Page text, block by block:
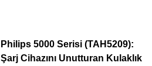
Philips 5000 Serisi (TAH5209):
Şarj Cihazını Unutturan Kulaklık